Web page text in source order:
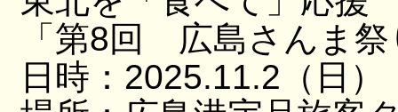
「第8回 広島さんま祭
日時：2025.11.2（日